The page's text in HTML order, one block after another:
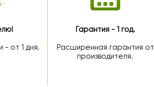
- от 1 дня.
Гарантия - 1 год.
Расширенная гарантия от
производителя.